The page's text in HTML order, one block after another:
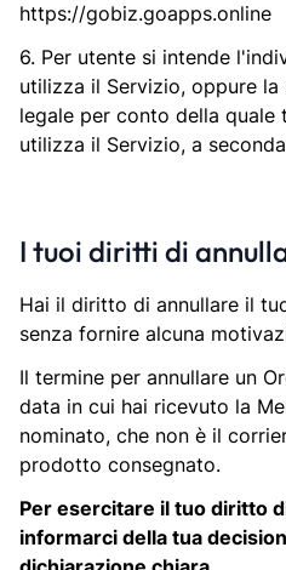
https://gobiz.goapps.online
6. Per utente si intende
utilizza il Servizio, oppure
legale per conto della quale
utilizza il Servizio, a
I tuoi diritti di
Hai il diritto di annullare il
senza fornire alcuna
Il termine per annullare un
data in cui hai ricevuto la
nominato, che non è il
prodotto consegnato.
Per esercitare il tuo diritto
informarci della tua